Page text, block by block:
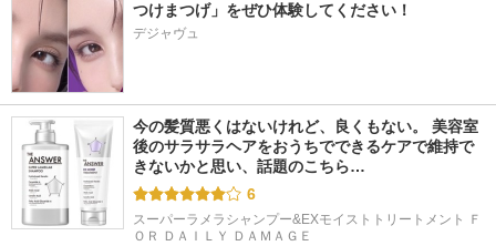
つけまつげ」をぜひ体験してください！
デジャヴュ
今の髪質悪くはないけれど、良くもない。 美容室
後のサラサラヘアをおうちでできるケアで維持で
きないかと思い、話題のこちら…
6
スーパーラメラシャンプー&EXモイストトリートメント Ｆ
ＯＲ ＤＡＩＬＹ ＤＡＭＡＧＥ